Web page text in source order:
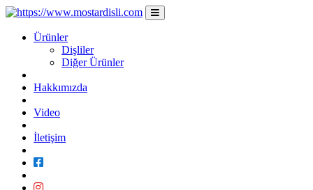
Ürünler
Dişliler
Diğer Ürünler
Hakkımızda
Video
İletişim